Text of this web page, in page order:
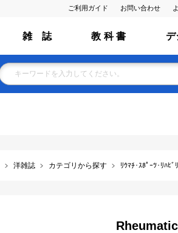
ご利用ガイド お問い合わせ
雑 誌 教 科 書 デ
洋雑誌 カテゴリから探す ﾘｳﾏﾁ･ｽﾎﾟｰﾂ･ﾘﾊﾋ